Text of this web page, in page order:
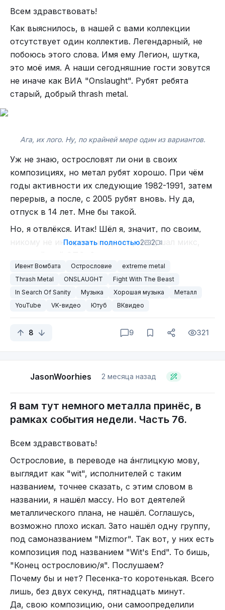
Поэтому я решил, что справедливости ради,
нужно врубить старый добрый, качественный
death metal из засушливой Швеции.
Имя этому ВИА "LIK".
и больше, но что-то лук отвалился, позже
Первый (?) альбом под названием "Carnage" они
выпустили в ноябре 2018 года.
Всем здравствовать!
Как выяснилось, в нашей с вами коллекции
отсутствует один коллектив. Легендарный, не
побоюсь этого слова. Имя ему Легион, шутка,
это моё имя. А наши сегодняшние гости зовутся
не иначе как ВИА "Onslaught". Рубят ребята
старый, добрый thrash metal.
Ага, их лого. Ну, по крайней мере один из вариантов.
Уж не знаю, острословят ли они в своих
композициях, но метал рубят хорошо. При чём
годы активности их следующие 1982-1991, затем
перерыв, а после, с 2005 рубят вновь. Ну да,
отпуск в 14 лет. Мне бы такой.
Но, я отвлёкся. Итак! Шёл я, значит, по своим,
никому не интересным делам, и слушал микс,
предпочтений. Ну и вот иду себе иду, а тут как
ЗАИГРАЕТ! Я даже не поленился достать свой
недосмартфон из кармана, и что же я там
увидел?
Recording)
Настолько заводные, что ноги, да и стальные
Как по мне, так такие композиции нужно
включать в офисах, с утра, когда все крепостные
уже на своих местах. И делать под них зарядку.
точнее оно недоступно.
Придётся поискать другое, которое будет
доступно всегда. А какие видосики доступны
Показать полностью2 2
Ивент Вомбата Острословие
extreme metal
Thrash Metal
ONSLAUGHT
Fight With The Beast
In Search Of Sanity
Музыка Хорошая музыка
Металл
YouTube
VK-видео Ютуб ВКвидео
8 9 321
JasonWoorhies 2 месяца назад
Я вам тут немного металла принёс, в
рамках события недели. Часть 76.
Всем здравствовать!
Острословие, в переводе на áнглицкую мову,
выглядит как "wit", исполнителей с таким
названием, точнее сказать, с этим словом в
названии, я нашёл массу. Но вот деятелей
металлического плана, не нашёл. Соглашусь,
возможно плохо искал. Зато нашёл одну группу,
под самоназванием "Mizmor". Так вот, у них есть
композиция под названием "Wit's End". То бишь,
"Конец острословию/я". Послушаем?
Почему бы и нет? Песенка-то коротенькая. Всего
лишь, без двух секунд, пятнадцать минут.
Да, свою композицию, они самоопределили